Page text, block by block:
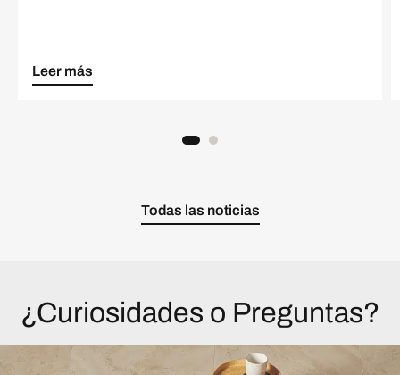
Leer más
Todas las noticias
¿Curiosidades o Preguntas?